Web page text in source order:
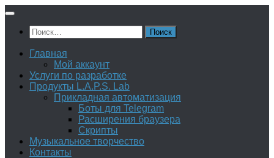
Перейти
содержимому
Найти:
Главная
Мой аккаунт
Услуги по разработке
Продукты L.A.P.S. Lab
Прикладная автоматизация
Боты для Telegram
Расширения браузера
Скрипты
Музыкальное творчество
Контакты